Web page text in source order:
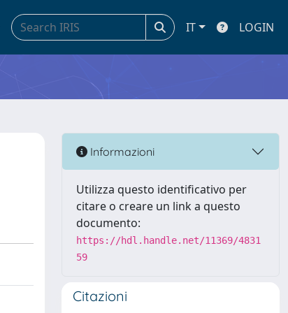
IT LOGIN
Informazioni
Utilizza questo identificativo per
citare o creare un link a questo
documento:
https://hdl.handle.net/11369/4831
59
Citazioni